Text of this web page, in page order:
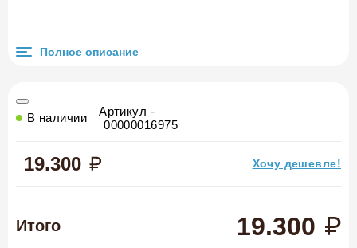
Полное описание
В наличии
Артикул -
00000016975
19.300 Хочу дешевле!
Итого 19.300